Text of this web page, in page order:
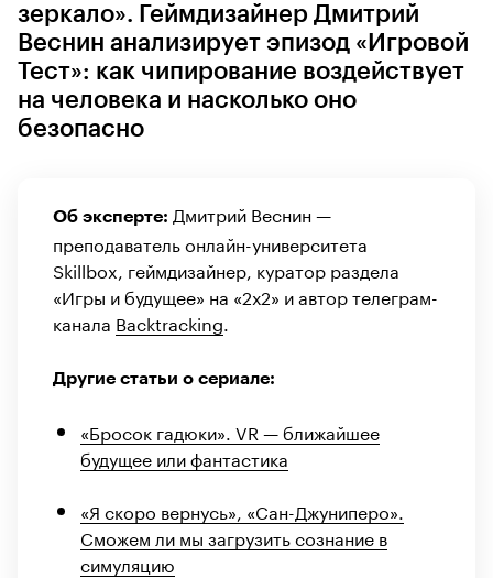
зеркало». Геймдизайнер Дмитрий
Веснин анализирует эпизод «Игровой
Тест»: как чипирование воздействует
на человека и насколько оно
безопасно
Об эксперте: Дмитрий Веснин —
преподаватель онлайн-университета
Skillbox, геймдизайнер, куратор раздела
«Игры и будущее» на «2х2» и автор телеграм-
канала Backtracking
Другие статьи о сериале:
«Бросок гадюки». VR — ближайшее
будущее или фантастика
«Я скоро вернусь», «Сан-Джуниперо».
Сможем ли мы загрузить сознание в
симуляцию